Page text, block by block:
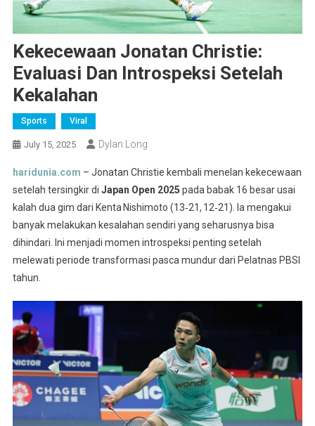
Kekecewaan Jonatan Christie:
Evaluasi Dan Introspeksi Setelah
Kekalahan
Sports Viral
July 15, 2025 Dylan Long
haridunia.com – Jonatan Christie kembali menelan kekecewaan
setelah tersingkir di Japan Open 2025 pada babak 16 besar usai
kalah dua gim dari Kenta Nishimoto (13‑21, 12‑21). Ia mengakui
banyak melakukan kesalahan sendiri yang seharusnya bisa
dihindari. Ini menjadi momen introspeksi penting setelah
melewati periode transformasi pasca mundur dari Pelatnas PBSI
tahun.